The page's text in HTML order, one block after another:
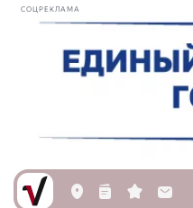
СОЦРЕКЛАМА
L n s M